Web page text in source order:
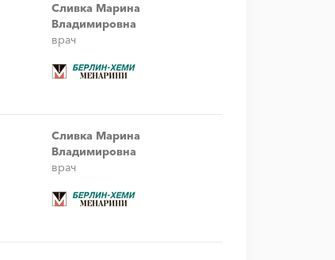
Сливка Марина
Владимировна
врач
Сливка Марина
Владимировна
врач